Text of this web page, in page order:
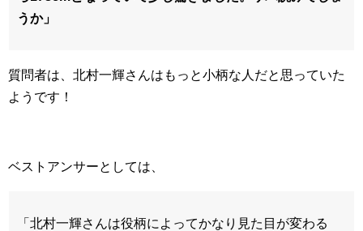
うか」
質問者は、北村一輝さんはもっと小柄な人だと思っていた
ようです！
ベストアンサーとしては、
「北村一輝さんは役柄によってかなり見た目が変わる